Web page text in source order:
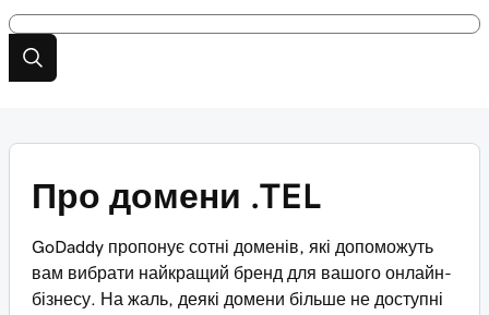
Про домени .TEL
GoDaddy пропонує сотні доменів, які допоможуть
вам вибрати найкращий бренд для вашого онлайн-
бізнесу. На жаль, деякі домени більше не доступні